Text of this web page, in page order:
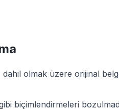
olmak üzere orijinal belge
biçimlendirmeleri